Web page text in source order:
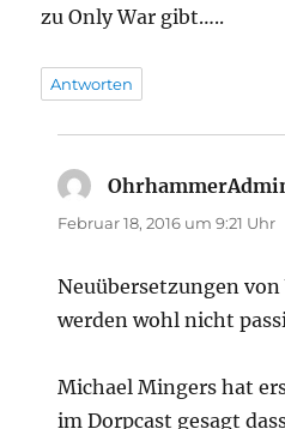
zu Only War gibt…..
Antworten
Februar 18, 2016 um 9:21 Uhr
Neuübersetzungen
werden wohl nicht
Michael Mingers hat
im Dorpcast gesagt